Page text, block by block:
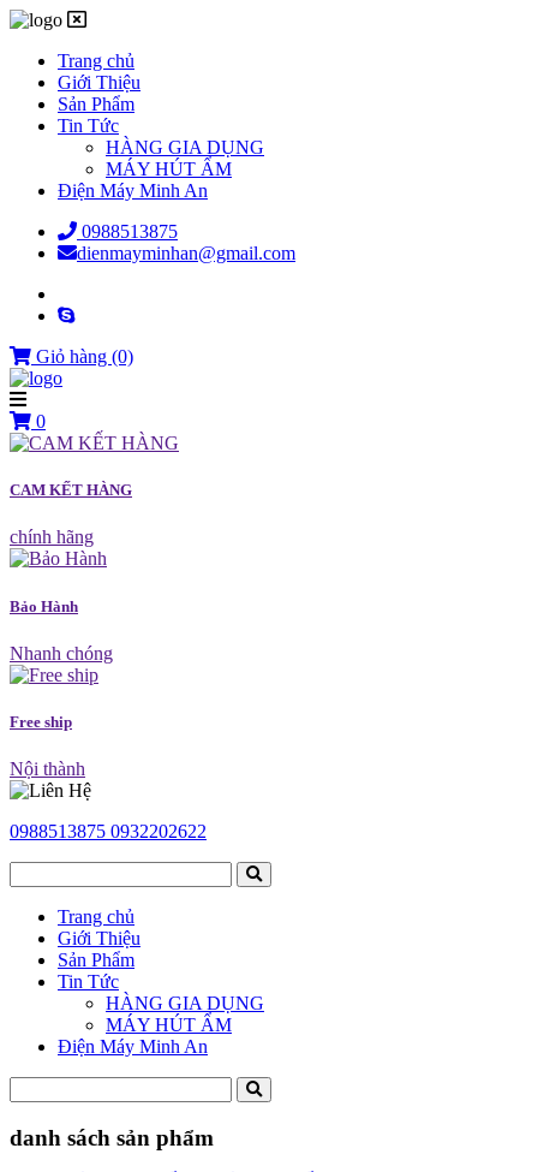
Trang chủ
Giới Thiệu
Sản Phẩm
Tin Tức
HÀNG GIA DỤNG
MÁY HÚT ẨM
Điện Máy Minh An
0988513875
dienmayminhan@gmail.com
Giỏ hàng (0)
0
CAM KẾT HÀNG
chính hãng
Bảo Hành
Nhanh chóng
Free ship
Nội thành
0988513875 0932202622
Trang chủ
Giới Thiệu
Sản Phẩm
Tin Tức
HÀNG GIA DỤNG
MÁY HÚT ẨM
Điện Máy Minh An
danh sách sản phẩm